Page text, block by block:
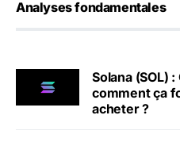
Analyses fondamentales
Solana (SOL)
comment ça
acheter ?